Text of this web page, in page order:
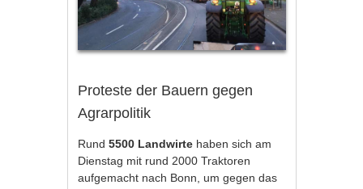
Proteste der Bauern gegen
Agrarpolitik
Rund5500 Landwirte haben sich am
Dienstag mit rund 2000 Traktoren
aufgemacht nach Bonn, um gegen das